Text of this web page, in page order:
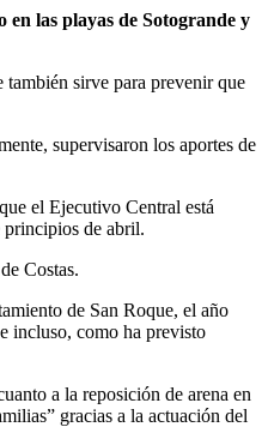
las playas de Sotogrande y
también sirve para prevenir que
supervisaron los aportes de
el Ejecutivo Central está
principios de abril.
Costas.
de San Roque, el año
incluso, como ha previsto
a la reposición de arena en
gracias a la actuación del